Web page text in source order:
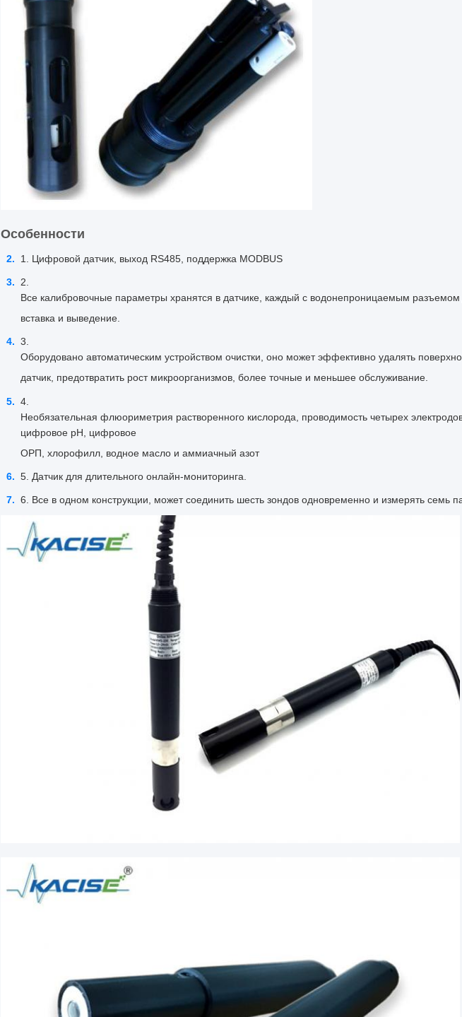
Особенности
Цифровой датчик, выход RS485, поддержка MODBUS
Все калибровочные параметры хранятся в датчике, каждый с водонепроницаемым разъемом
вставка и выведение.
Оборудовано автоматическим устройством очистки, оно может эффективно удалять
датчик, предотвратить рост микроорганизмов, более точные и меньшее обслуживание.
Необязательная флюориметрия растворенного кислорода, проводимость четырех
цифровое pH, цифровое
ОРП, хлорофилл, водное масло и аммиачный азот
Датчик для длительного онлайн-мониторинга.
Все в одном конструкции, может соединить шесть зондов одновременно и измерять семь